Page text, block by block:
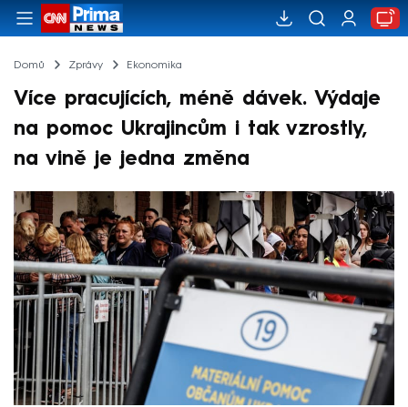
Domů Zprávy Ekonomika
Více pracujících, méně dávek. Výdaje
na pomoc Ukrajincům i tak vzrostly,
na vině je jedna změna